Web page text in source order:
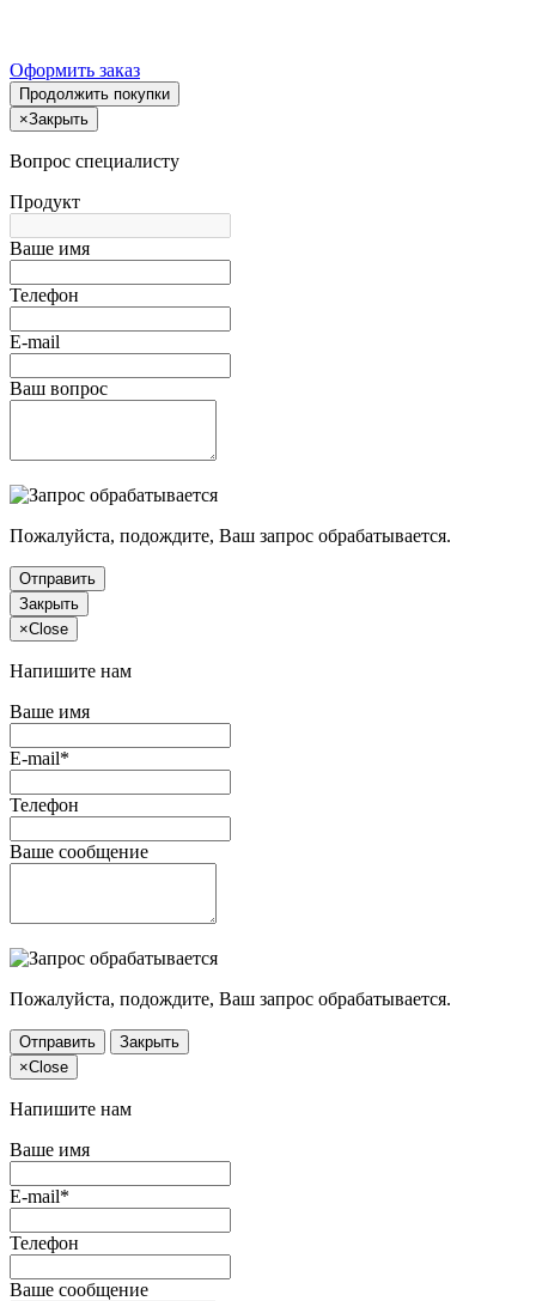
Оформить заказ
Продолжить покупки
×Закрыть
Вопрос специалисту
Продукт
Ваше имя
Телефон
E-mail
Ваш вопрос
Пожалуйста, подождите, Ваш запрос обрабатывается.
Отправить
Закрыть
×Close
Напишите нам
Ваше имя
E-mail*
Телефон
Ваше сообщение
Пожалуйста, подождите, Ваш запрос обрабатывается.
Отправить
Закрыть
×Close
Напишите нам
Ваше имя
E-mail*
Телефон
Ваше сообщение